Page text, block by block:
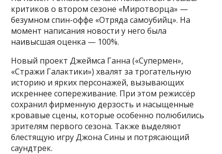
критиков о втором сезоне «Миротворца» —
безумном спин-оффе «Отряда самоубийц». На
момент написания новости у него была
наивысшая оценка — 100%.
Новый проект Джеймса Ганна («Супермен»,
«Стражи Галактики») хвалят за трогательную
историю и ярких персонажей, вызывающих
искреннее сопереживание. При этом режиссёр
сохранил фирменную дерзость и насыщенные
кровавые сцены, которые особенно полюбились
зрителям первого сезона. Также выделяют
блестящую игру Джона Сины и потрясающий
саундтрек.